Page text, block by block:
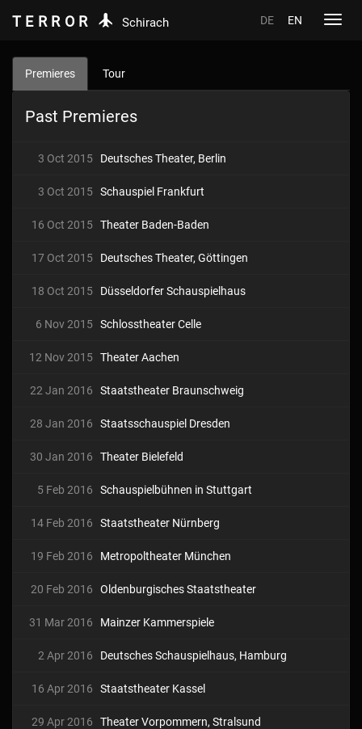
TERROR Schirach DE EN
Premieres Tour
Past Premieres
3 Oct 2015 Deutsches Theater, Berlin
3 Oct 2015 Schauspiel Frankfurt
16 Oct 2015 Theater Baden-Baden
17 Oct 2015 Deutsches Theater, Göttingen
18 Oct 2015 Düsseldorfer Schauspielhaus
6 Nov 2015 Schlosstheater Celle
12 Nov 2015 Theater Aachen
22 Jan 2016 Staatstheater Braunschweig
28 Jan 2016 Staatsschauspiel Dresden
30 Jan 2016 Theater Bielefeld
5 Feb 2016 Schauspielbühnen in Stuttgart
14 Feb 2016 Staatstheater Nürnberg
19 Feb 2016 Metropoltheater München
20 Feb 2016 Oldenburgisches Staatstheater
31 Mar 2016 Mainzer Kammerspiele
2 Apr 2016 Deutsches Schauspielhaus, Hamburg
16 Apr 2016 Staatstheater Kassel
29 Apr 2016 Theater Vorpommern, Stralsund